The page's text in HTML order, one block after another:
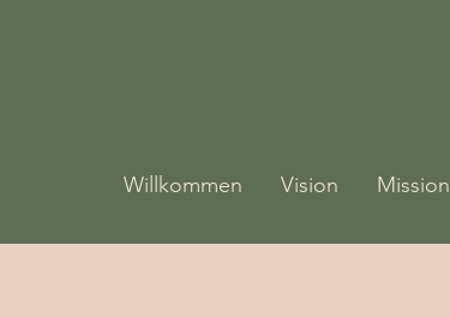
Willkommen Vision Mission